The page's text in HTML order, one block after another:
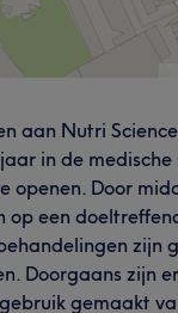
aan Nutri
in de
openen. Door
op een
zijn
Doorgaans zijn
gemaakt